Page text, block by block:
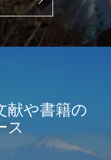
献や書籍の
ス